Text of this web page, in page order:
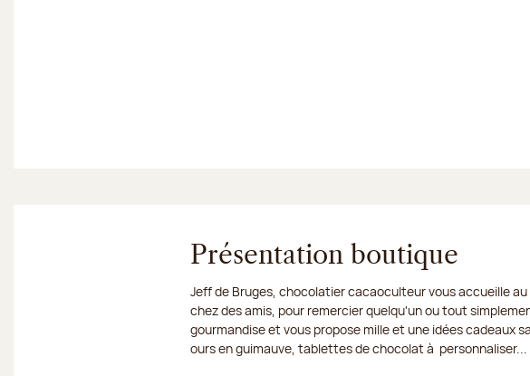
Présentation boutique
Jeff de Bruges, chocolatier cacaoculteur vous accueille
chez des amis, pour remercier quelqu'un ou tout
gourmandise et vous propose mille et une idées cadeaux
ours en guimauve, tablettes de chocolat à